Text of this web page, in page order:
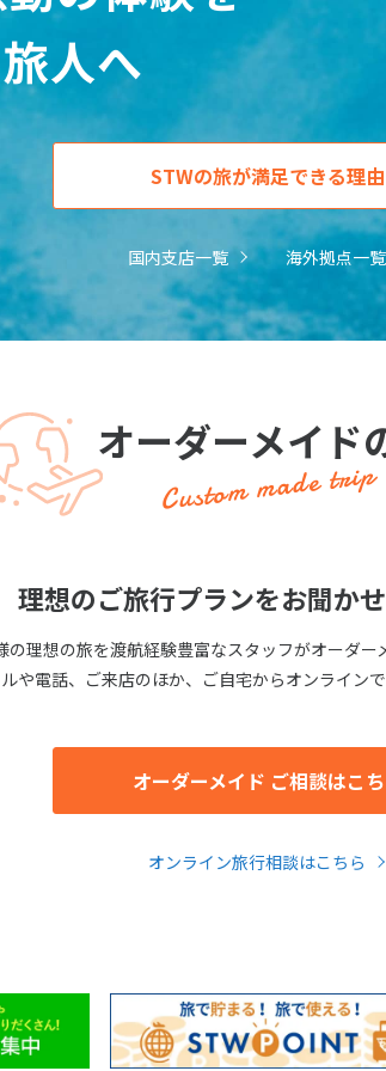
人へ
STWの旅が満足できる理由
国内支店一覧 海外拠点一覧
オーダーメイド
Custom made trip
理想のご旅行プランをお聞か
の理想の旅を渡航経験豊富なスタッフがオーダー
や電話、ご来店のほか、ご自宅からオンラインで
オーダーメイド ご相談はこ
オンライン旅行相談はこちら